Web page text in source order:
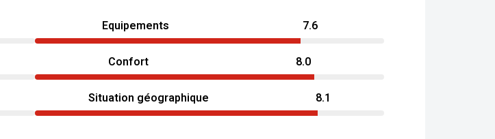
Equipements 7.6
Confort 8.0
Situation géographique 8.1